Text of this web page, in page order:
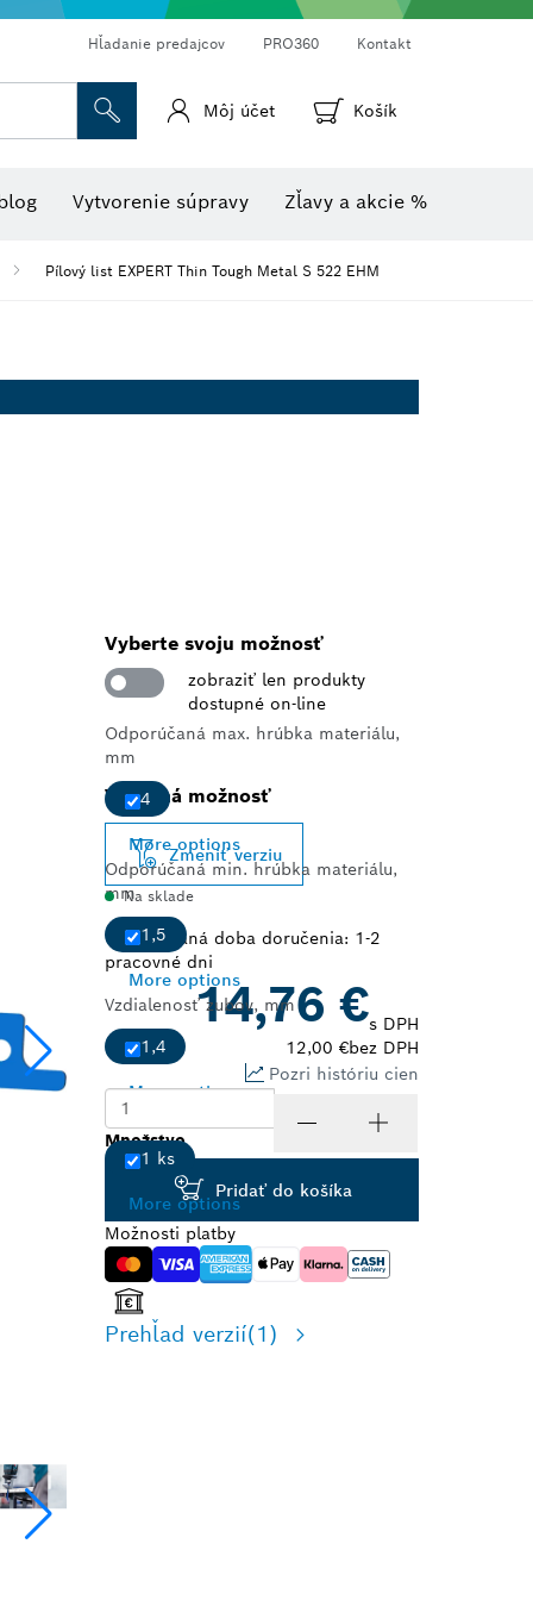
Hľadanie predajcov PRO360 Kontakt
Môj účet Košík
Vytvorenie súpravy Zľavy a akcie %
Pílový list EXPERT Thin Tough Metal S 522 EHM
Vyberte svoju možnosť
zobraziť len produkty
dostupné on-line
Odporúčaná max. hrúbka materiálu,
mm
4
More options
Odporúčaná min. hrúbka materiálu,
mm
1,5
More options
Vzdialenosť zubov, mm
1,4
More options
Vyberte veľkosť balenia
1 ks
More options
Vybraná možnosť
Zmeniť verziu
Na sklade
Odhadovaná doba doručenia: 1-2
pracovné dni
14,76 €s DPH
12,00 €bez DPH
Pozri históriu cien
Množstvo
Pridať do košíka
Možnosti platby
Prehľad verzií(1)